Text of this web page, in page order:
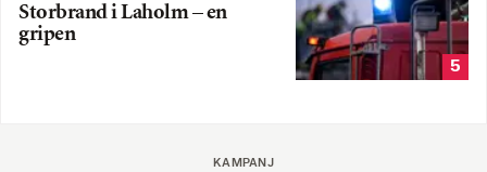
Storbrand i Laholm – en
gripen
5
KAMPANJ